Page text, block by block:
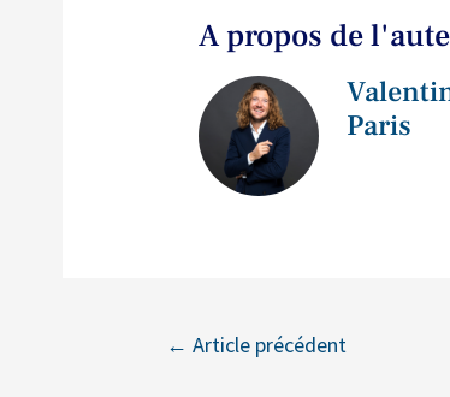
A propos de
Paris
← Article précédent